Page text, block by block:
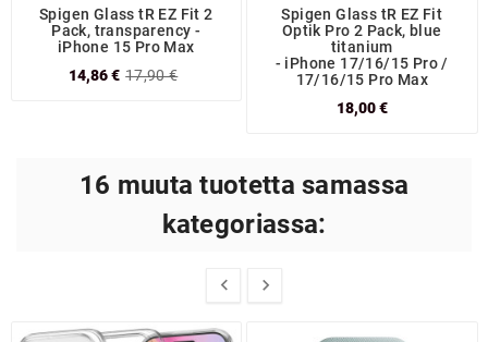
Spigen Glass tR EZ Fit 2
Pack, transparency -
iPhone 15 Pro Max
14,86 € 17,90 €
Spigen Glass tR EZ Fit
Optik Pro 2 Pack, blue
titanium
- iPhone 17/16/15 Pro /
17/16/15 Pro Max
18,00 €
16 muuta tuotetta samassa
kategoriassa:
 